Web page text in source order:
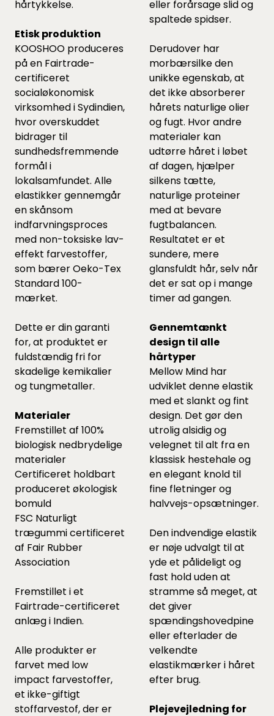
hårtykkelse.
Etisk produktion
KOOSHOO produceres
på en Fairtrade-
certificeret
socialøkonomisk
virksomhed i Sydindien,
hvor overskuddet
bidrager til
sundhedsfremmende
formål i
lokalsamfundet. Alle
elastikker gennemgår
en skånsom
indfarvningsproces
med non-toksiske lav-
effekt farvestoffer,
som bærer Oeko-Tex
Standard 100-
mærket.
Dette er din garanti
for, at produktet er
fuldstændig fri for
skadelige kemikalier
og tungmetaller.
Materialer
Fremstillet af 100%
biologisk nedbrydelige
materialer
Certificeret holdbart
produceret økologisk
bomuld
FSC Naturligt
trægummi certificeret
af Fair Rubber
Association
Fremstillet i et
Fairtrade-certificeret
anlæg i Indien.
Alle produkter er
farvet med low
impact farvestoffer,
et ikke-giftigt
stoffarvestof, der er
eller forårsage slid og
spaltede spidser.
Derudover har
morbærsilke den
unikke egenskab, at
det ikke absorberer
hårets naturlige olier
og fugt. Hvor andre
materialer kan
udtørre håret i løbet
af dagen, hjælper
silkens tætte,
naturlige proteiner
med at bevare
fugtbalancen.
Resultatet er et
sundere, mere
glansfuldt hår, selv når
det er sat op i mange
timer ad gangen.
Gennemtænkt
design til alle
hårtyper
Mellow Mind har
udviklet denne elastik
med et slankt og fint
design. Det gør den
utrolig alsidig og
velegnet til alt fra en
klassisk hestehale og
en elegant knold til
fine fletninger og
halvvejs-opsætninger.
Den indvendige elastik
er nøje udvalgt til at
yde et pålideligt og
fast hold uden at
stramme så meget, at
det giver
spændingshovedpine
eller efterlader de
velkendte
elastikmærker i håret
efter brug.
Plejevejledning for